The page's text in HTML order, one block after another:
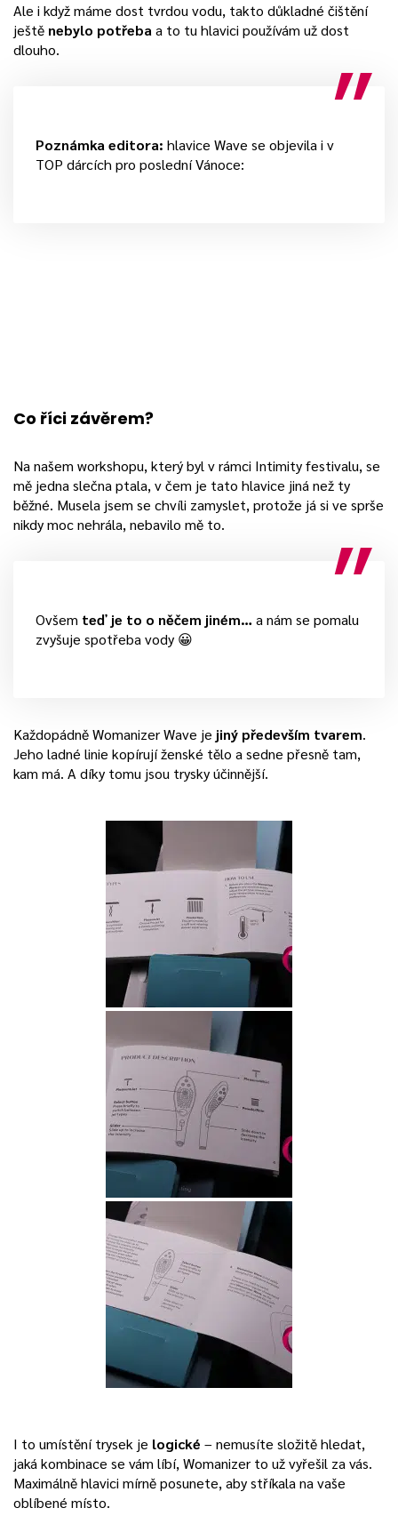
Ale i když máme dost tvrdou vodu, takto důkladné čištění
ještě nebylo potřeba a to tu hlavici používám už dost
dlouho.
Poznámka editora: hlavice Wave se objevila i v
TOP dárcích pro poslední Vánoce:
Co říci závěrem?
Na našem workshopu, který byl v rámci Intimity festivalu, se
mě jedna slečna ptala, v čem je tato hlavice jiná než ty
běžné. Musela jsem se chvíli zamyslet, protože já si ve sprše
nikdy moc nehrála, nebavilo mě to.
Ovšem teď je to o něčem jiném…a nám se pomalu
zvyšuje spotřeba vody 😀
Každopádně Womanizer Wave je jiný především tvarem.
Jeho ladné linie kopírují ženské tělo a sedne přesně tam,
kam má. A díky tomu jsou trysky účinnější.
I to umístění trysek je logické – nemusíte složitě hledat,
jaká kombinace se vám líbí, Womanizer to už vyřešil za vás.
Maximálně hlavici mírně posunete, aby stříkala na vaše
oblíbené místo.